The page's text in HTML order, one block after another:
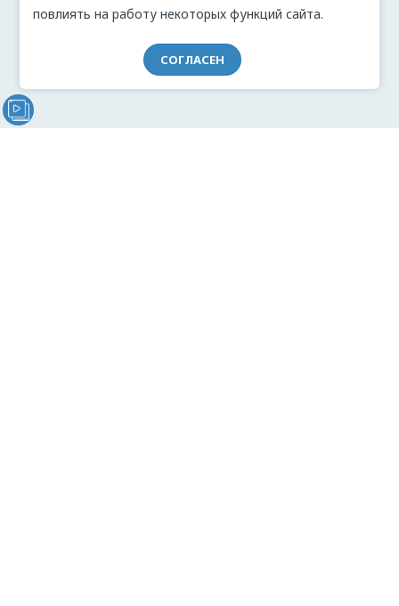
повлиять на работу некоторых функций сайта.
СОГЛАСЕН